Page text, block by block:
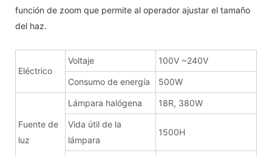
función de zoom que permite al operador ajustar el tamaño
del haz.
Eléctrico
Voltaje 100V ~240V
Consumo de energía 500W
Fuente de
luz
Lámpara halógena 18R, 380W
Vida útil de la
lámpara
1500H